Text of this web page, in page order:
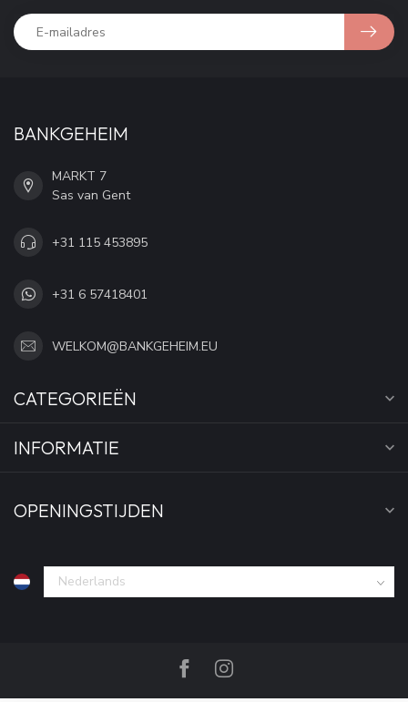
BANKGEHEIM
MARKT 7
Sas van Gent
+31 115 453895
+31 6 57418401
WELKOM@BANKGEHEIM.EU
CATEGORIEËN
INFORMATIE
OPENINGSTIJDEN